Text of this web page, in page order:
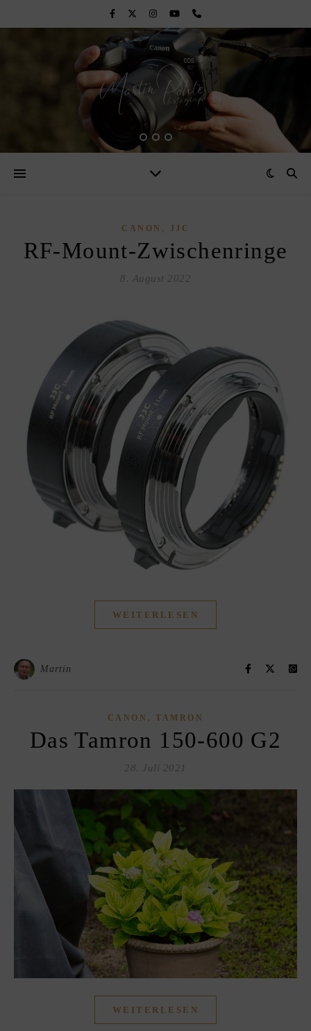
CANON , JJC
RF-Mount-Zwischenringe
8. August 2022
WEITERLESEN
Martin
CANON ,TAMRON
Das Tamron 150-600 G2
28. Juli 2021
WEITERLESEN